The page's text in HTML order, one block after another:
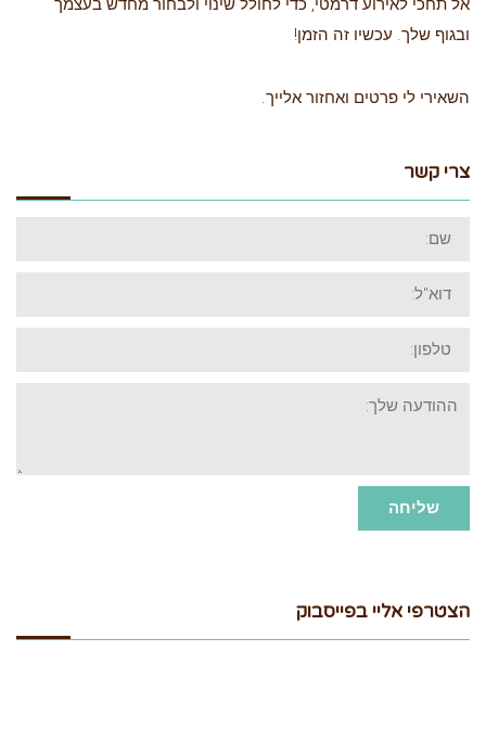
אל תחכי לאירוע דרמטי, כדי לחולל שינוי ולבחור מחדש בעצמך
ובגוף שלך. עכשיו זה הזמן!
השאירי לי פרטים ואחזור אלייך.
צרי קשר
שם:
דוא"ל:
טלפון:
ההודעה
שלך:
שליחה
הצטרפי אליי בפייסבוק